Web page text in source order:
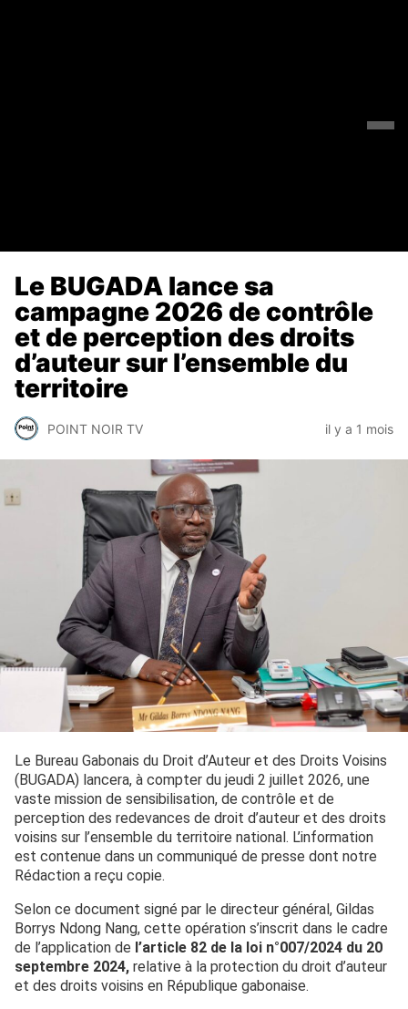
Le BUGADA lance sa
campagne 2026 de contrôle
et de perception des droits
d’auteur sur l’ensemble du
territoire
POINT NOIR TV il y a 1 mois
Le Bureau Gabonais du Droit d’Auteur et des Droits Voisins
(BUGADA) lancera, à compter du jeudi 2 juillet 2026, une
vaste mission de sensibilisation, de contrôle et de
perception des redevances de droit d’auteur et des droits
voisins sur l’ensemble du territoire national. L’information
est contenue dans un communiqué de presse dont notre
Rédaction a reçu copie.
Selon ce document signé par le directeur général, Gildas
Borrys Ndong Nang, cette opération s’inscrit dans le cadre
de l’application de l’article 82 de la loi n°007/2024 du 20
septembre 2024, relative à la protection du droit d’auteur
et des droits voisins en République gabonaise.